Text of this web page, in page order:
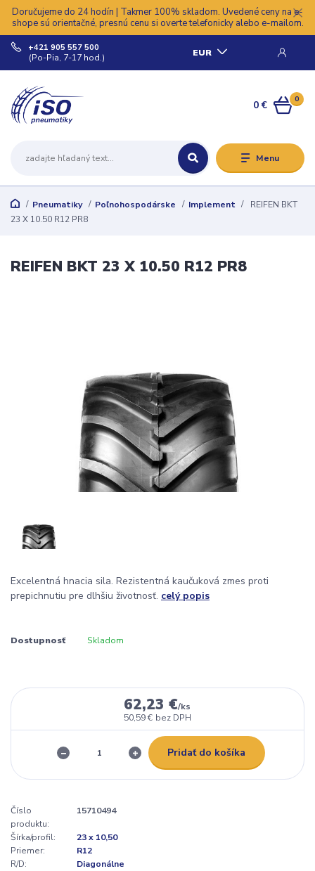
Doručujeme do 24 hodín | Takmer 100% skladom. Uvedené ceny na e-
shope sú orientačné, presnú cenu si overte telefonicky alebo e-mailom.
Menu
EUR
+421 905 557 500
(Po-Pia, 7-17 hod.)
0
0 €
Pneumatiky Poľnohospodárske Implement
REIFEN BKT
23 X 10.50 R12 PR8
REIFEN BKT 23 X 10.50 R12 PR8
Excelentná hnacia sila. Rezistentná kaučuková zmes proti
prepichnutiu pre dlhšiu životnosť. celý popis
Dostupnosť Skladom
62,23 €/ks
50,59 € bez DPH
Pridať do košíka
Číslo
produktu:
15710494
Šírka/profil:
23 x 10,50
Priemer:
R12
R/D:
Diagonálne